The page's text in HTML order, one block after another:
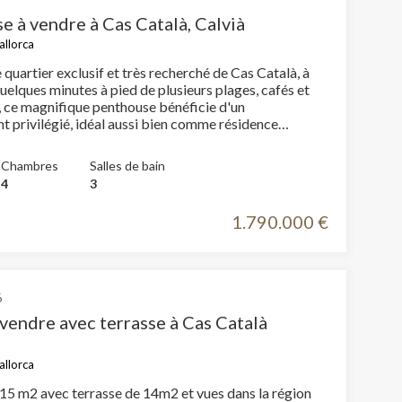
à vendre à Cas Català, Calvià
quartier exclusif et très recherché de Cas Català, à
minutes à pied de plusieurs plages, cafés et
ce magnifique penthouse bénéficie d'un
privilégié, idéal aussi bien comme résidence
propriété séduit par ses volumes généreux, son
et ses spectaculaires vues panoramiques sur
la baie de Palma. Le penthouse fait partie
avec uniquement deux logements par étage,
ces vues resteront préservées de manière
et intemporel, l'appartement offre quatre
trois salles de bains complètes, dont une en
dressings ainsi qu'un impressionnant hall
instants. Le vaste salon-salle à
Chambres
4
Salles de bain
3
1.790.000 €
avec terrasse à Cas Català
m2 avec terrasse de 14m2 et vues dans la région